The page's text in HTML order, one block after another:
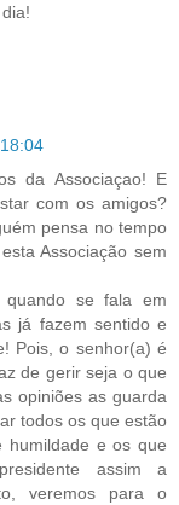
da Associaçao! E
com os amigos?
pensa no tempo
Associação sem
quando se fala em
já fazem sentido e
Pois, o senhor(a) é
de gerir seja o que
opiniões as guarda
todos os que estão
humildade e os que
assim a
veremos para o